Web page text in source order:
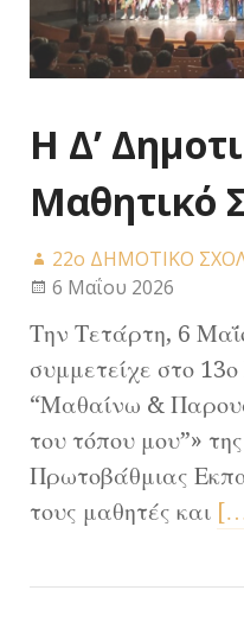
Η Δ’
Μαθητικό
22ο ΔΗΜΟΤΙΚΟ
6 Μαΐου 2026
Την Τετάρτη, 6
συμμετείχε στο
“Μαθαίνω &
του τόπου μου”»
Πρωτοβάθμιας
τους μαθητές και